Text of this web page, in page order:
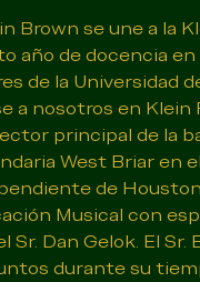
Brown se une a la
año de docencia en
de la Universidad
a nosotros en Klein
principal de la
West Briar en
de
Musical con
Sr. Dan Gelok. El
durante su